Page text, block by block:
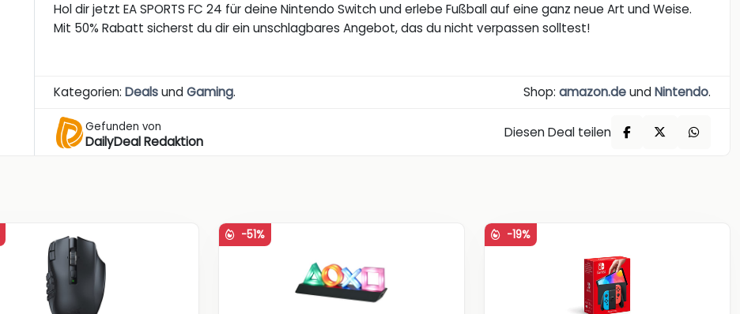
Hol dir jetzt EA SPORTS FC 24 für deine Nintendo Switch und erlebe Fußball auf eine ganz neue Art und Weise.
Mit 50% Rabatt sicherst du dir ein unschlagbares Angebot, das du nicht verpassen solltest!
Kategorien:DealsundGaming. Shop: amazon.deundNintendo.
Gefunden von
DailyDeal Redaktion
Diesen Deal teilen
-51% -19%